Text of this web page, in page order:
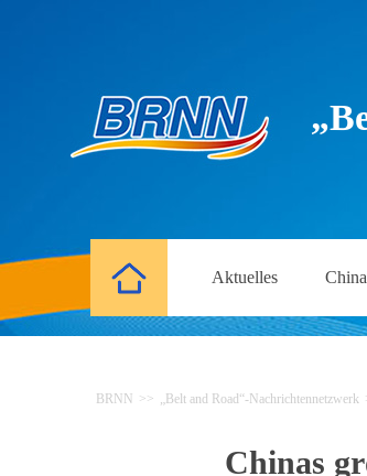
Aktuelles
BRNN >> „Belt and Road“-Nachrichtennetzwerk
Chinas